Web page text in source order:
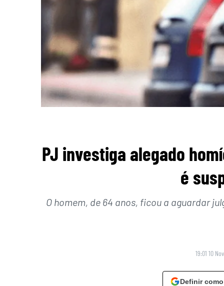
PJ investiga alegado
é
O homem, de 64 anos, ficou a aguardar
19:01 10
Definir